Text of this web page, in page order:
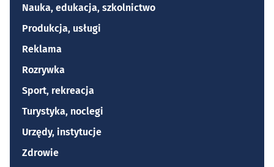
Nauka, edukacja, szkolnictwo
Produkcja, usługi
Reklama
Rozrywka
Sport, rekreacja
Turystyka, noclegi
Urzędy, instytucje
Zdrowie